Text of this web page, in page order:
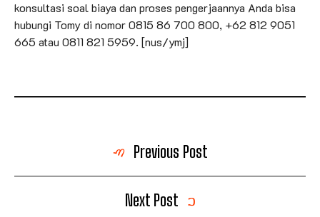
konsultasi soal biaya dan proses pengerjaannya Anda bisa
hubungi Tomy di nomor 0815 86 700 800, +62 812 9051
665 atau 0811 821 5959. [nus/ymj]
Previous Post
Next Post